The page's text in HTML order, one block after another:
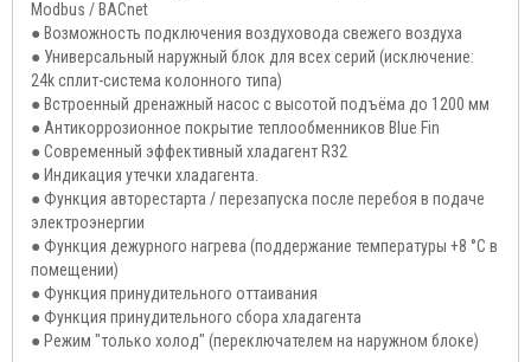
Modbus / BACnet
● Возможность подключения воздуховода свежего воздуха
● Универсальный наружный блок для всех серий (исключение:
24k сплит-система колонного типа)
● Встроенный дренажный насос с высотой подъёма до 1200 мм
● Антикоррозионное покрытие теплообменников Blue Fin
● Современный эффективный хладагент R32
● Индикация утечки хладагента.
● Функция авторестарта / перезапуска после перебоя в подаче
электроэнергии
● Функция дежурного нагрева (поддержание температуры +8 °С в
помещении)
● Функция принудительного оттаивания
● Функция принудительного сбора хладагента
● Режим "только холод" (переключателем на наружном блоке)